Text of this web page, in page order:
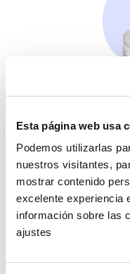
Esta página web usa
Podemos utilizarlas
nuestros visitantes,
mostrar contenido
excelente experiencia
información sobre las
ajustes